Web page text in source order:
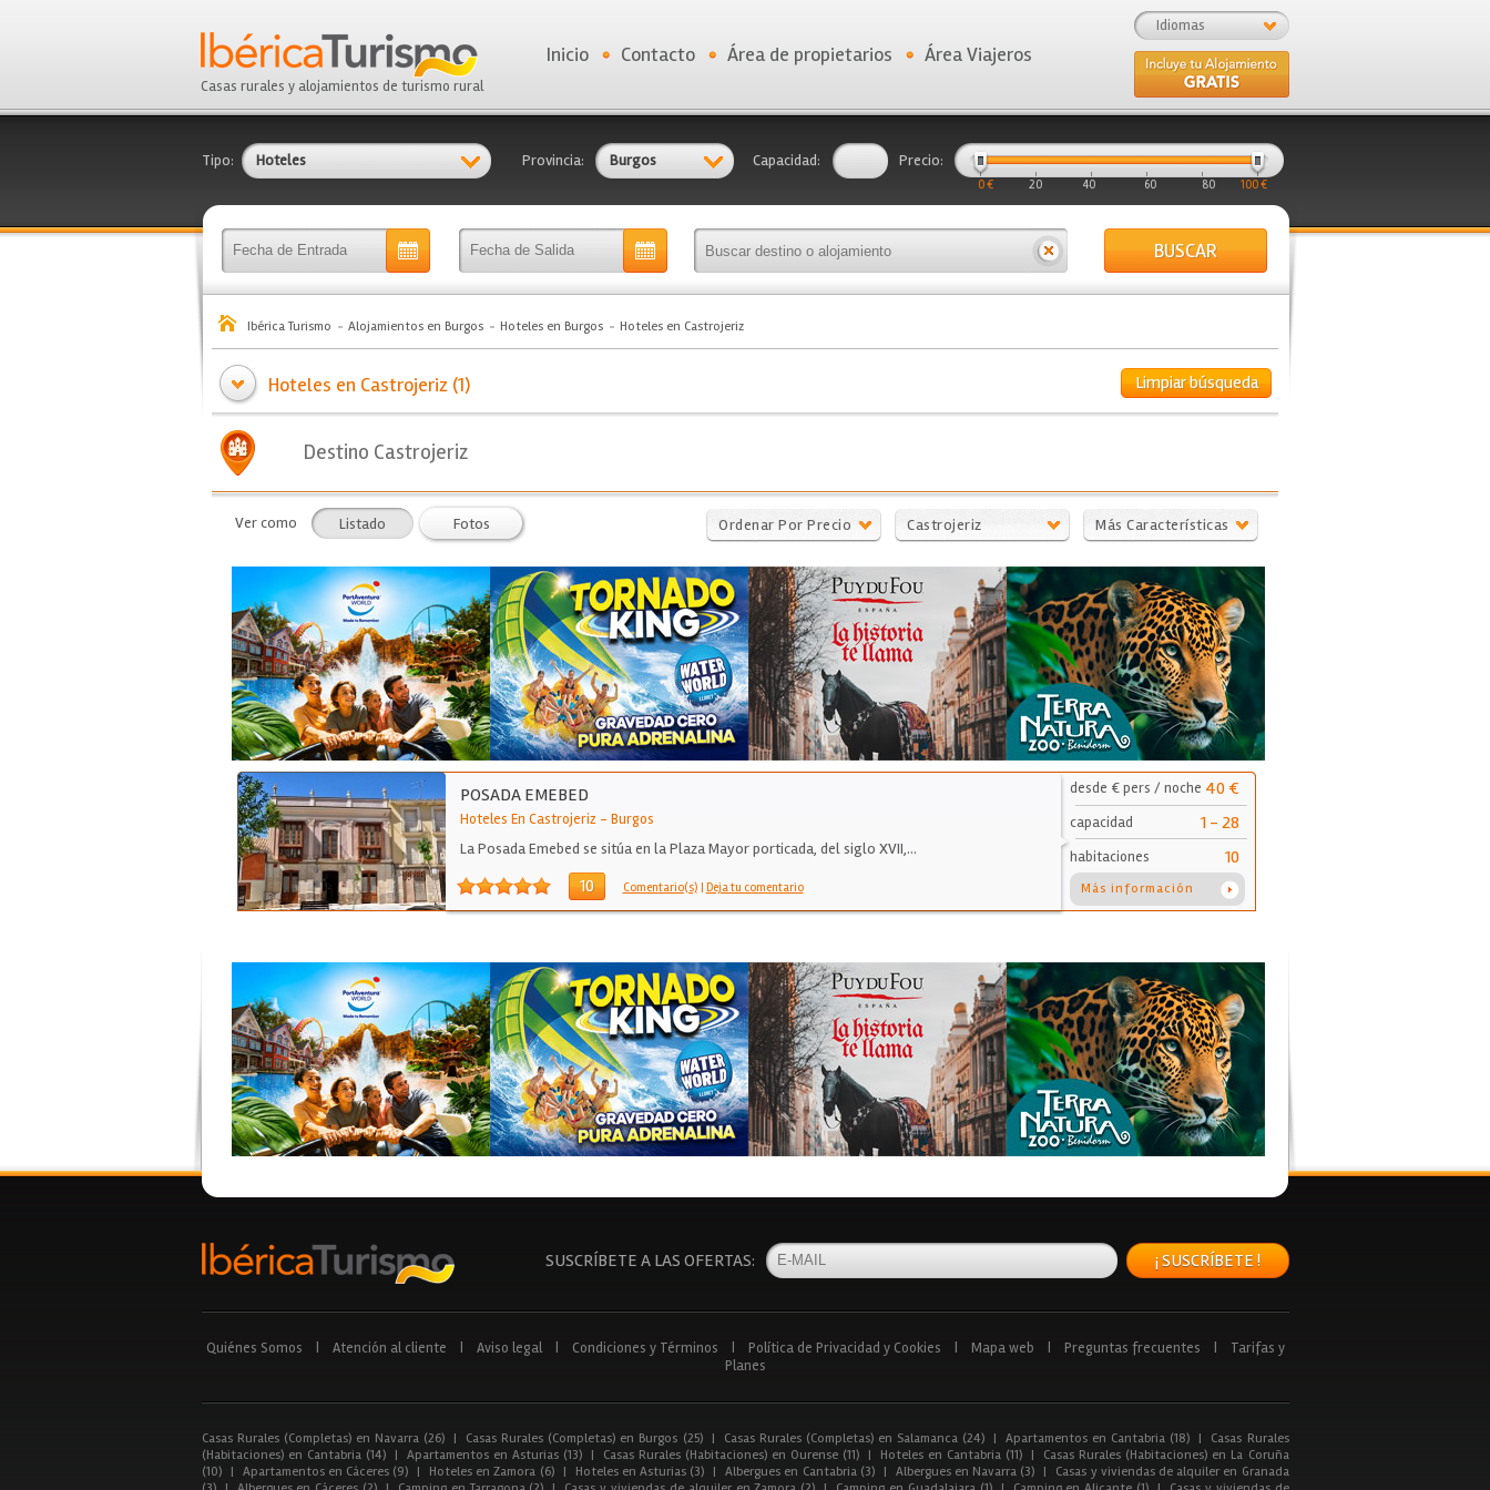
Casas rurales y alojamientos de turismo rural
Idiomas
Inicio Contacto Área de propietarios Área Viajeros
Tipo: Hoteles Provincia: Burgos Capacidad: Precio:
0 € 20 40 60 80 100 €
BUSCAR
Ibérica Turismo Alojamientos en Burgos Hoteles en Burgos Hoteles en Castrojeriz
Limpiar búsqueda
Hoteles en Castrojeriz (1)
Destino Castrojeriz
Ver como Listado Fotos Ordenar Por Precio Castrojeriz Más Características
POSADA EMEBED
Hoteles En Castrojeriz- Burgos
La Posada Emebed se sitúa en la Plaza Mayor porticada, del siglo XVII,…
10 Comentario(s) | Deja tu comentario
desde € pers / noche 40 €
capacidad 1 - 28
habitaciones 10
Más información
SUSCRÍBETE A LAS OFERTAS: ¡ SUSCRÍBETE !
Quiénes Somos Atención al cliente Aviso legal Condiciones y Términos Política de Privacidad y Cookies Mapa web Preguntas frecuentes
Tarifas y
Planes
Casas Rurales (Completas) en Navarra (26) | Casas Rurales (Completas) en Burgos (25) | Casas Rurales (Completas) en Salamanca (24) | Apartamentos en Cantabria (18) |
Casas Rurales
(Habitaciones) en Cantabria (14)
| Apartamentos en Asturias (13) | Casas Rurales (Habitaciones) en Ourense (11) | Hoteles en Cantabria (11) |
Casas Rurales (Habitaciones) en La Coruña
(10)
| Apartamentos en Cáceres (9) | Hoteles en Zamora (6) | Hoteles en Asturias (3) | Albergues en Cantabria (3) | Albergues en Navarra (3) |
Casas y viviendas de alquiler en Granada